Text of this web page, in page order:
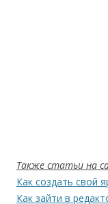
Также статьи на
Как создать свой
Как зайти в